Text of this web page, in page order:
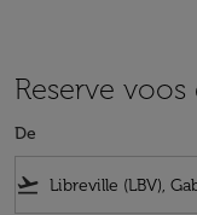
Reserve voos
De
flight_takeoff